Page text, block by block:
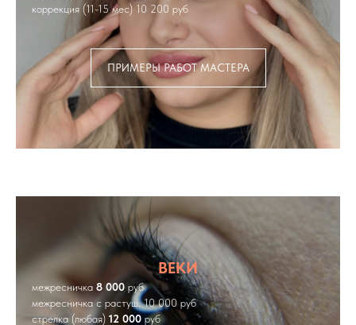
коррекция (11-15 мес) 10 200 руб
ПРИМЕРЫ РАБОТ МАСТЕРА
ВЕКИ
межресничка 8 000 руб
межресничка с растуш. 10 000 руб
стрелка (любая) 12 000 руб